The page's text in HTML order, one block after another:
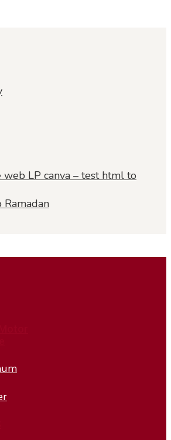
LP canva – test html to
Ramadan